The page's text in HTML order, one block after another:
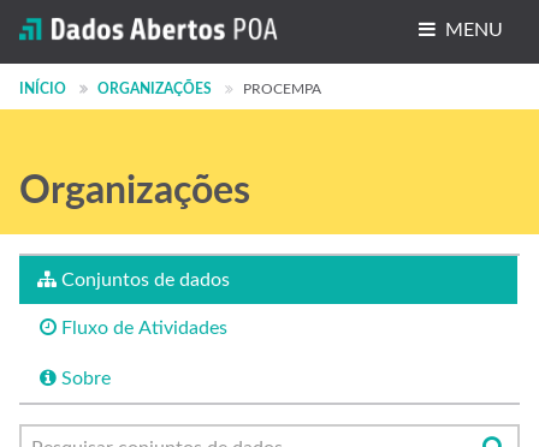
MENU
Conjuntos de dados
Grupos
INÍCIO ORGANIZAÇÕES PROCEMPA
Organizações
Conjuntos de dados
Fluxo de Atividades
Sobre